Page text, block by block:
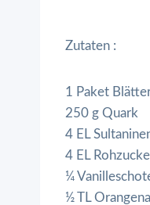
Zutaten :
1 Paket
250 g Quark
4 EL
4 EL
¼
½ TL